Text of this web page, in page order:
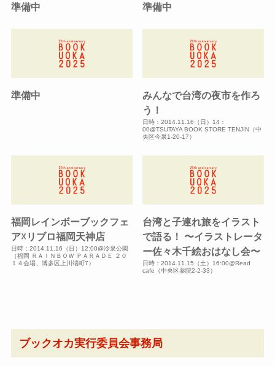
準備中 準備中
準備中
みんなで台湾の夜市を作ろ
う！
日時：2014.11.16（日）14：
00@TSUTAYA BOOK STORE TENJIN（中
央区今泉1-20-17）
福岡レインボーブックフェ
ア☓リブロ福岡天神店
日時：2014.11.16（日）12:00@冷泉公園
（福岡 ＲＡＩＮＢＯＷ ＰＡＲＡＤＥ ２０
１４会場、博多区上川端町7）
台湾と子連れ旅をイラスト
で語る！ 〜イラストレータ
ー佐々木千絵おはなし会〜
日時：2014.11.15（土）16:00@Read
cafe（中央区薬院2-2-33）
ブックオカ実行委員会事務局